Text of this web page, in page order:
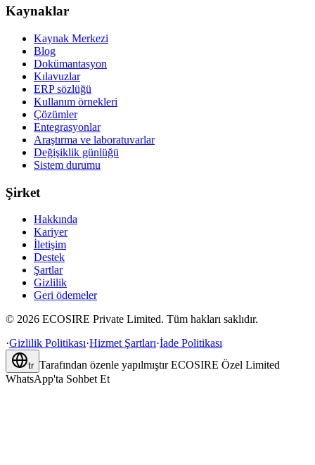
Kaynaklar
Kaynak Merkezi
Blog
Dokümantasyon
Kılavuzlar
ERP sözlüğü
Kullanım örnekleri
Çözümler
Entegrasyonlar
Araştırma ve laboratuvarlar
Değişiklik günlüğü
Sistem durumu
Şirket
Hakkında
Kariyer
İletişim
Destek
Şartlar
Gizlilik
Geri ödemeler
© 2026 ECOSIRE Private Limited. Tüm hakları saklıdır.
·Gizlilik Politikası·Hizmet Şartları·İade Politikası
tr Tarafından özenle yapılmıştır ECOSIRE Özel Limited
WhatsApp'ta Sohbet Et